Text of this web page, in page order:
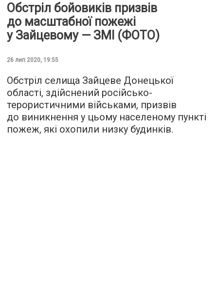
Обстріл бойовиків призвів
до масштабної пожежі
у Зайцевому — ЗМІ (ФОТО)
26 лип 2020, 19:55
Обстріл селища Зайцеве Донецької
області, здійснений російсько-
терористичними військами, призвів
до виникнення у цьому населеному пункті
пожеж, які охопили низку будинків.